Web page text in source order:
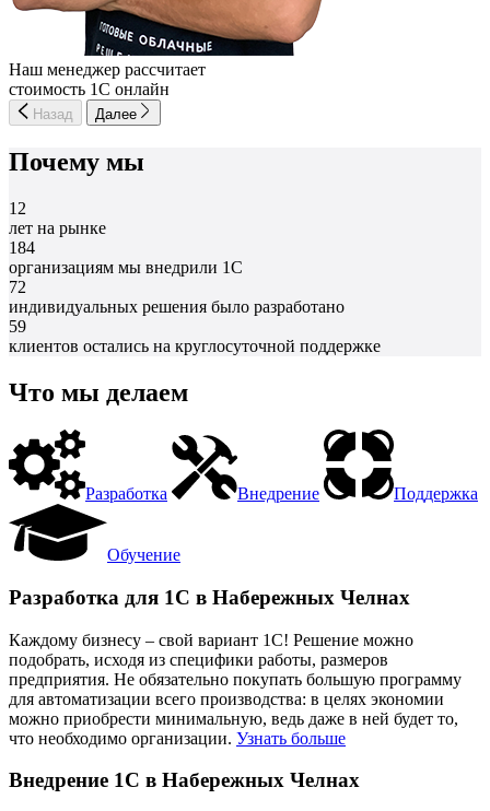
Наш менеджер рассчитает
стоимость 1С онлайн
Назад Далее
Почему мы
12
лет на рынке
184
организациям мы внедрили 1С
72
индивидуальных решения было разработано
59
клиентов остались на круглосуточной поддержке
Что мы делаем
Разработка Внедрение Поддержка
Обучение
Разработка для 1С в Набережных Челнах
Каждому бизнесу – свой вариант 1С! Решение можно
подобрать, исходя из специфики работы, размеров
предприятия. Не обязательно покупать большую программу
для автоматизации всего производства: в целях экономии
можно приобрести минимальную, ведь даже в ней будет то,
что необходимо организации. Узнать больше
Внедрение 1С в Набережных Челнах